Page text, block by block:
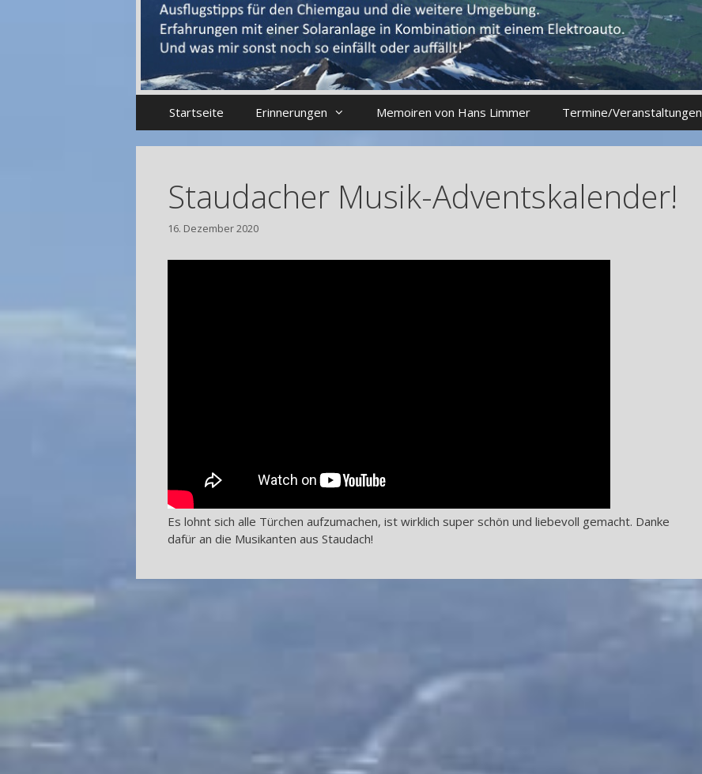
Startseite Erinnerungen Memoiren von Hans Limmer Termine/Veranstaltungen
Staudacher Musik-Adventskalender!
16. Dezember 2020
Es lohnt sich alle Türchen aufzumachen, ist wirklich super schön und liebevoll gemacht. Danke
dafür an die Musikanten aus Staudach!